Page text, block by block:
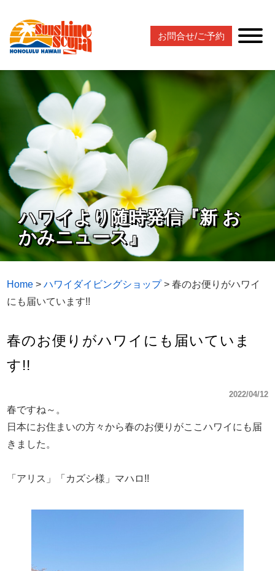
お問合せ/ご予約
ハワイより随時発信『新 お
かみニュース』
Home >ハワイダイビングショップ>春のお便りがハワイ
にも届いています!!
春のお便りがハワイにも届いていま
す!!
2022/04/12
春ですね～。
日本にお住まいの方々から春のお便りがここハワイにも届
きました。
「アリス」「カズシ様」マハロ!!